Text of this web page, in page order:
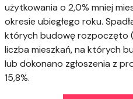
użytkowania o 2,0% mniej
okresie ubiegłego roku.
których budowę rozpoczęto
liczba mieszkań, na których
lub dokonano zgłoszenia z
15,8%.